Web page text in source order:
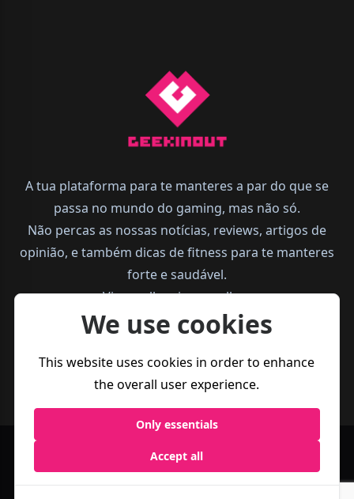
A tua plataforma para te manteres a par do que se
passa no mundo do gaming, mas não só.
Não percas as nossas notícias, reviews, artigos de
opinião, e também dicas de fitness para te manteres
forte e saudável.
Vive melhor, joga melhor.
Business
Política de
We use cookies
This website uses cookies in order to enhance
the overall user experience.
Only essentials
Accept all